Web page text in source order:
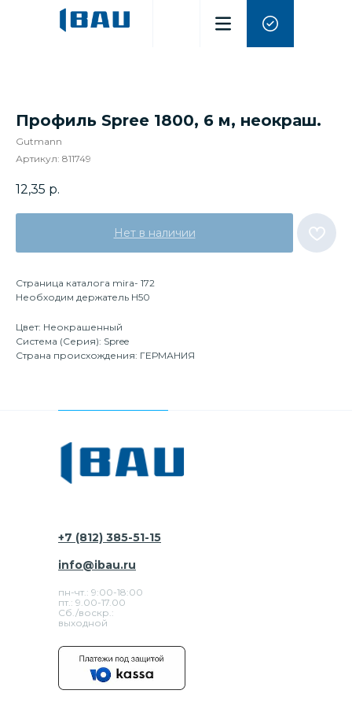
Профиль Spree 1800, 6 м, неокраш.
Gutmann
Артикул: 811749
12,35 р.
Нет в наличии
Страница каталога mira- 172
Необходим держатель H50
Цвет: Неокрашенный
Система (Серия): Spree
Страна происхождения: ГЕРМАНИЯ
+7 (812) 385-51-15
пн-чт.: 9:00-18:00
пт.: 9.00-17.00
Сб./воскр.:
выходной
info@ibau.ru